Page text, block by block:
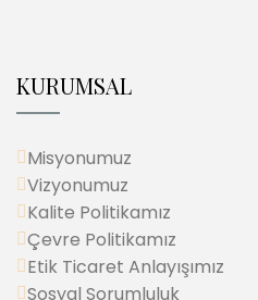
KURUMSAL
Misyonumuz
Vizyonumuz
Kalite Politikamız
Çevre Politikamız
Etik Ticaret Anlayışımız
Sosyal Sorumluluk